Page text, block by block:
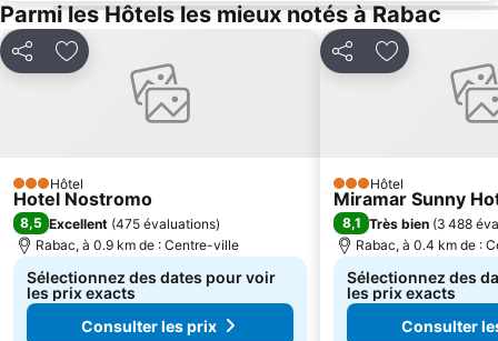
Parmi les Hôtels les mieux notés à Rabac
PartagerAjouter à mes favoris
3 Étoiles
Hôtel
Hotel Nostromo
8,5 Excellent (475 évaluations)
Rabac, à 0.9 km de : Centre-ville
Sélectionnez des dates pour voir
les prix exacts
Consulter les prix
PartagerAjouter à
3 Étoiles
Hôtel
Miramar Sunny
8,1 Très bien (3 488
Rabac, à 0.4 km de :
Sélectionnez des
les prix exacts
Consulter